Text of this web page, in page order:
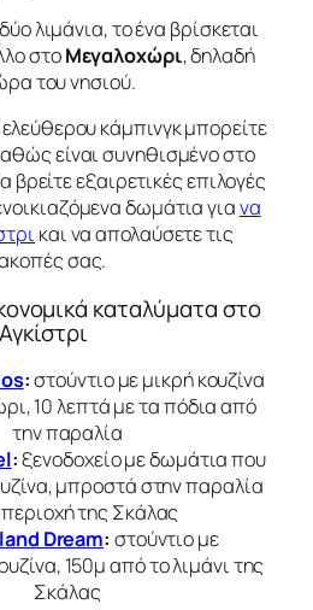
λιμάνια, το ένα βρίσκεται
στοΜεγαλοχώρι, δηλαδή
του νησιού.
κάμπινγκ μπορείτε
είναι συνηθισμένο στο
εξαιρετικές επιλογές
δωμάτια γιανα
και να απολαύσετε τις
σας.
καταλύματα στο
Αγκίστρι
:στούντιο με μικρή κουζίνα
10 λεπτά με τα πόδια από
την παραλία
:ξενοδοχείο με δωμάτια που
μπροστά στην παραλία
της Σκάλας
Dream: στούντιο με
150μ από το λιμάνι της
Σκάλας